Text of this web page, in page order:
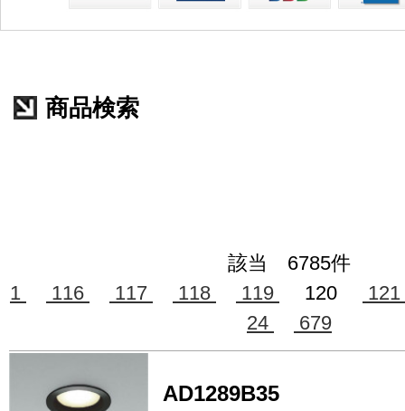
商品検索
該当 6785件
1
116 117 118 119 120
121
24
679
AD1289B35